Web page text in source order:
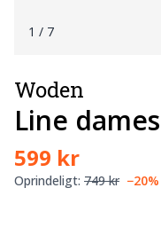
1 / 7
Woden
Line
599 kr
Oprindeligt: 749 kr −20%